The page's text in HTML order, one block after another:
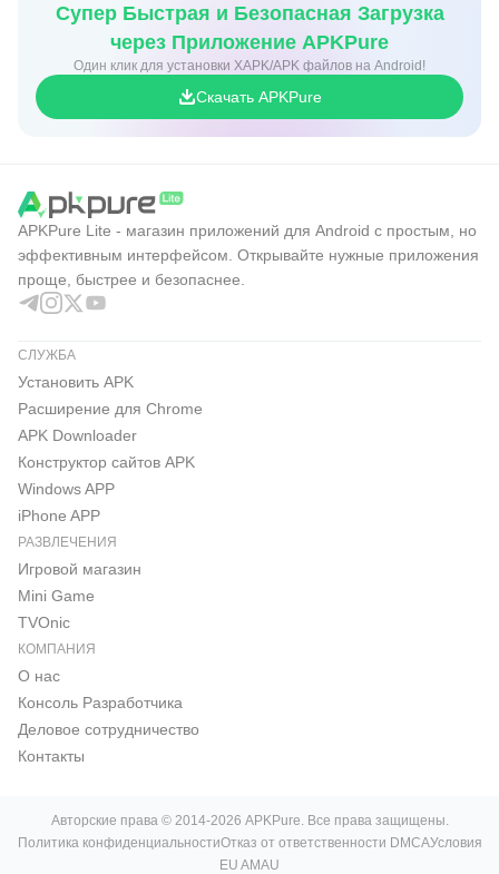
Супер Быстрая и Безопасная Загрузка
через Приложение APKPure
Один клик для установки XAPK/APK файлов на Android!
Скачать APKPure
APKPure Lite - магазин приложений для Android с простым, но
эффективным интерфейсом. Открывайте нужные приложения
проще, быстрее и безопаснее.
СЛУЖБА
Установить APK
Расширение для Chrome
APK Downloader
Конструктор сайтов APK
Windows APP
iPhone APP
РАЗВЛЕЧЕНИЯ
Игровой магазин
Mini Game
TVOnic
КОМПАНИЯ
О нас
Консоль Pазработчика
Деловое сотрудничество
Контакты
Авторские права © 2014-2026 APKPure. Все права защищены.
Политика конфиденциальностиОтказ от ответственности DMCAУсловия
EU AMAU